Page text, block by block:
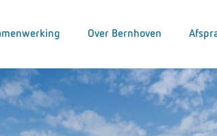
Over Bernhoven